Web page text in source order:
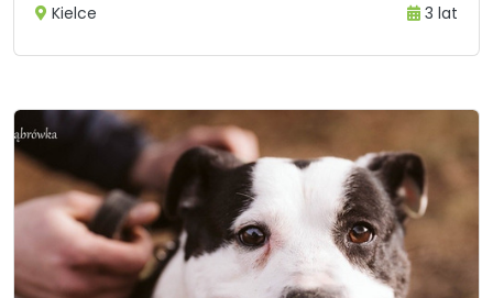
Kielce 3 lat